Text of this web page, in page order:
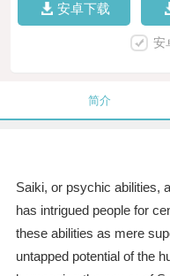
安卓下载
安
简介
Saiki, or psychic abilities,
has intrigued people for
these abilities as mere
untapped potential of the